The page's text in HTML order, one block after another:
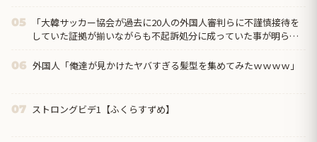
05
「大韓サッカー協会が過去に20人の外国人審判らに不謹慎接待を
していた証拠が揃いながらも不起訴処分に成っていた事が明らか
06 外国人「俺達が見かけたヤバすぎる髪型を集めてみたｗｗｗｗ」
07 ストロングビデ1【ふくらすずめ】